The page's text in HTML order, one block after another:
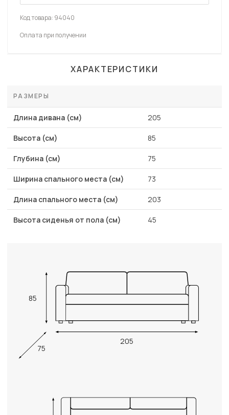
Левое
Код товара: 94040
Оплата при получении
ХАРАКТЕРИСТИКИ
РАЗМЕРЫ
Длина дивана (см) 205
Высота (см) 85
Глубина (см) 75
Ширина спального места (см) 73
Длина спального места (см) 203
Высота сиденья от пола (см) 45
85
205
75